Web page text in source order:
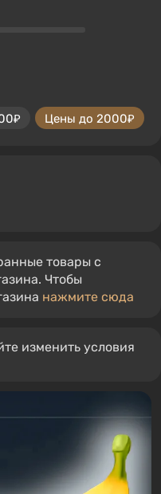
Цены до 2000₽
товары с
Чтобы
нажмите сюда
изменить условия